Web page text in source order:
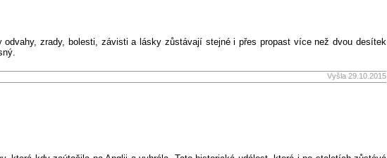
zrady, bolesti, závisti a lásky zůstávají stejné i přes propast více než dvou desítek
Vyšla 29.10.2015